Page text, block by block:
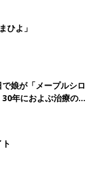
ひよ」
娘が「メープルシロ
年におよぶ治療の